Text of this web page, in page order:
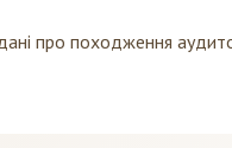
про походження